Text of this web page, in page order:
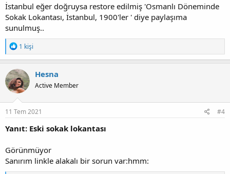
İstanbul eğer doğruysa restore edilmiş 'Osmanlı Döneminde
Sokak Lokantası, İstanbul, 1900'ler ' diye paylaşıma
sunulmuş..
T
e
p
k
i
l
e
r
:
1 kişi
Hesna
Active Member
11 Tem 2021 #4
Yanıt: Eski sokak lokantası
Görünmüyor
Sanırım linkle alakalı bir sorun var:hmm: